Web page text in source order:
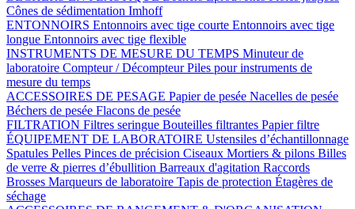
Cônes de sédimentation Imhoff
ENTONNOIRS Entonnoirs avec tige courte Entonnoirs avec tige
longue Entonnoirs avec tige flexible
INSTRUMENTS DE MESURE DU TEMPS Minuteur de
laboratoire Compteur / DécompteurPiles pour instruments de
mesure du temps
ACCESSOIRES DE PESAGE Papier de pesée Nacelles de pesée
Béchers de pesée Flacons de pesée
FILTRATION Filtres seringue Bouteilles filtrantes Papier filtre
ÉQUIPEMENT DE LABORATOIRE Ustensiles d’échantillonnage
Spatules Pelles Pinces de précision Ciseaux Mortiers & pilons Billes
de verre & pierres d’ébullition Barreaux d'agitation Raccords
Brosses Marqueurs de laboratoire Tapis de protection Étagères de
séchage